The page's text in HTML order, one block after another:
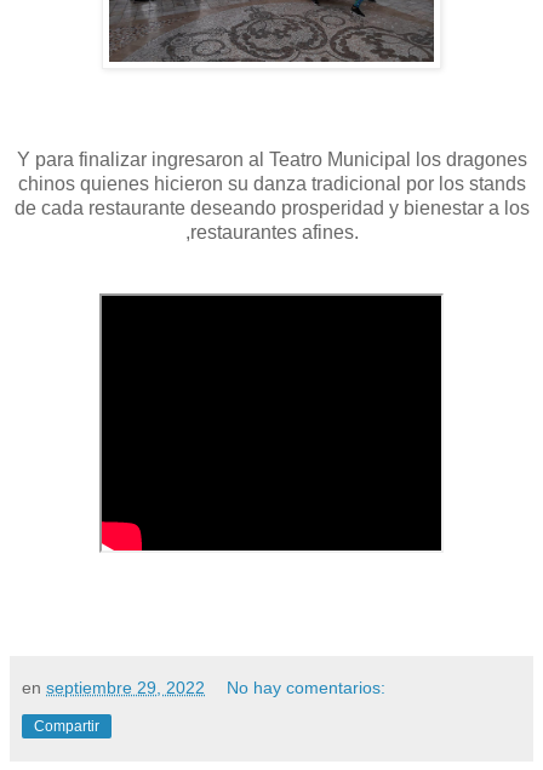
Y para finalizar ingresaron al Teatro Municipal los dragones
chinos quienes hicieron su danza tradicional por los stands
de cada restaurante deseando prosperidad y bienestar a los
,restaurantes afines.
en septiembre 29, 2022 No hay comentarios:
Compartir